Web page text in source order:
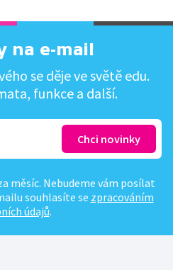
na e-mail
se děje ve světě edu.
funkce a další.
měsíc. Nebudeme vám posílat
souhlasíte se zpracováním
údajů.